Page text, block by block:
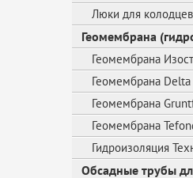
Люки для колодцев
Геомембрана
Геомембрана
Геомембрана Delta
Геомембрана
Геомембрана
Гидроизоляция
Обсадные трубы